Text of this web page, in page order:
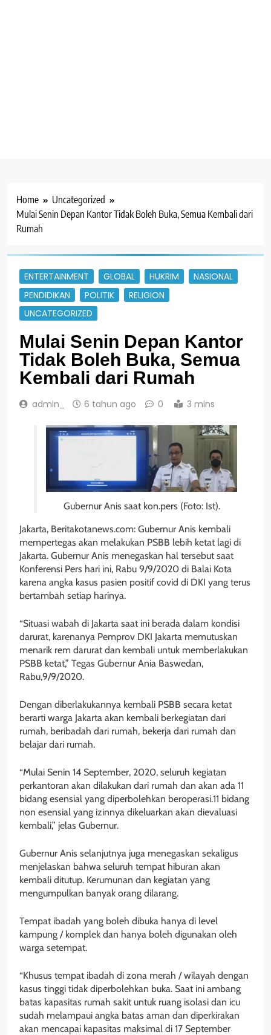
Home
Uncategorized
Mulai Senin Depan Kantor Tidak Boleh Buka, Semua Kembali dari
Rumah
ENTERTAINMENT GLOBAL HUKRIM
NASIONAL
PENDIDIKAN
POLITIK
RELIGION
UNCATEGORIZED
Mulai Senin Depan Kantor
Tidak Boleh Buka, Semua
Kembali dari Rumah
admin_ 6 tahun ago 0 3 mins
Gubernur Anis saat kon.pers (Foto: Ist).
Jakarta, Beritakotanews.com: Gubernur Anis kembali
mempertegas akan melakukan PSBB lebih ketat lagi di
Jakarta. Gubernur Anis menegaskan hal tersebut saat
Konferensi Pers hari ini, Rabu 9/9/2020 di Balai Kota
karena angka kasus pasien positif covid di DKI yang terus
bertambah setiap harinya.
“Situasi wabah di Jakarta saat ini berada dalam kondisi
darurat, karenanya Pemprov DKI Jakarta memutuskan
menarik rem darurat dan kembali untuk memberlakukan
PSBB ketat,” Tegas Gubernur Ania Baswedan,
Rabu,9/9/2020.
Dengan diberlakukannya kembali PSBB secara ketat
berarti warga Jakarta akan kembali berkegiatan dari
rumah, beribadah dari rumah, bekerja dari rumah dan
belajar dari rumah.
“Mulai Senin 14 September, 2020, seluruh kegiatan
perkantoran akan dilakukan dari rumah dan akan ada 11
bidang esensial yang diperbolehkan beroperasi.11 bidang
non esensial yang izinnya dikeluarkan akan dievaluasi
kembali,” jelas Gubernur.
Gubernur Anis selanjutnya juga menegaskan sekaligus
menjelaskan bahwa seluruh tempat hiburan akan
kembali ditutup. Kerumunan dan kegiatan yang
mengumpulkan banyak orang dilarang.
Tempat ibadah yang boleh dibuka hanya di level
kampung / komplek dan hanya boleh digunakan oleh
warga setempat.
“Khusus tempat ibadah di zona merah / wilayah dengan
kasus tinggi tidak diperbolehkan buka. Saat ini ambang
batas kapasitas rumah sakit untuk ruang isolasi dan icu
sudah melampaui angka batas aman dan diperkirakan
akan mencapai kapasitas maksimal di 17 September